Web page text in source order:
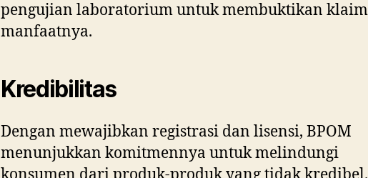
pengujian laboratorium untuk membuktikan klaim
manfaatnya.
Kredibilitas
Dengan mewajibkan registrasi dan lisensi, BPOM
menunjukkan komitmennya untuk melindungi